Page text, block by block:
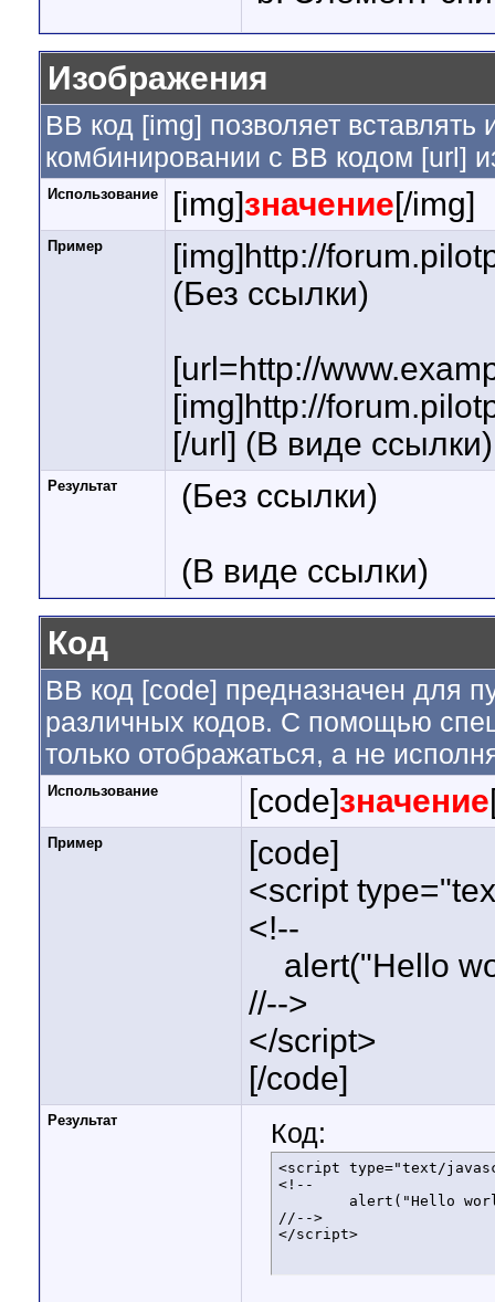
Изображения
BB код [img] позволяет
комбинировании с BB кодом [url]
Использование [img]значение[/img]
Пример
[img]http://
(Без ссылки)
[url=http://
[img]http://
[/url] (В виде ссылки)
Результат (Без ссылки)
(В виде ссылки)
Код
BB код [code] предназначен для
различных кодов. С помощью
только отображаться, а не
Использование [code]значение
Пример
[code]
<script
<!--
alert("Hello
//-->
</script>
[/code]
Результат Код:
<script type="text/
<!--
//-->
</script>